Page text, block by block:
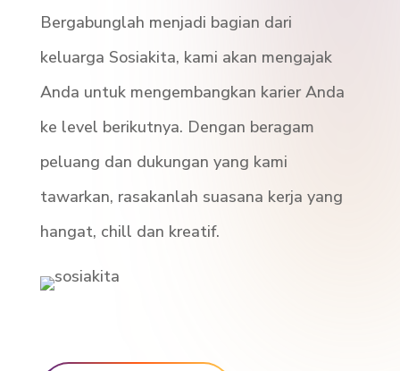
Bergabunglah menjadi bagian dari
keluarga Sosiakita, kami akan mengajak
Anda untuk mengembangkan karier Anda
ke level berikutnya. Dengan beragam
peluang dan dukungan yang kami
tawarkan, rasakanlah suasana kerja yang
hangat, chill dan kreatif.